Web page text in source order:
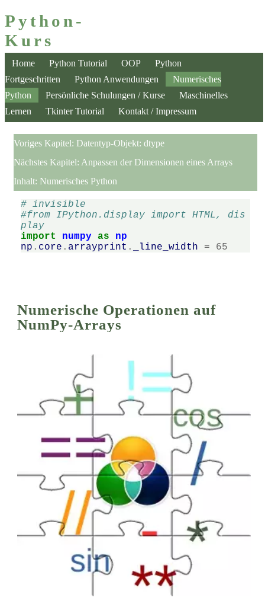
Python-
Kurs
Home Python Tutorial OOP
Python
Fortgeschritten
Python Anwendungen
Numerisches
Python
Persönliche Schulungen / Kurse
Maschinelles
Lernen
Tkinter Tutorial Kontakt / Impressum
Voriges Kapitel: Datentyp-Objekt: dtype
Nächstes Kapitel: Anpassen der Dimensionen eines Arrays
Inhalt: Numerisches Python
# invisible
#from IPython.display import HTML, dis
play
import
numpy as
np
np . core . arrayprint . _line_width = 65
Numerische Operationen auf
NumPy-Arrays